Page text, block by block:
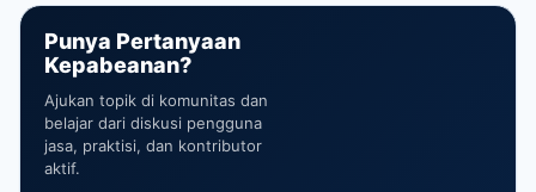
Punya Pertanyaan
Kepabeanan?
Ajukan topik di komunitas dan
belajar dari diskusi pengguna
jasa, praktisi, dan kontributor
aktif.